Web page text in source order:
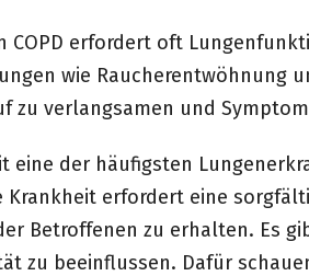
COPD erfordert oft
wie Raucherentwöhnung
zu verlangsamen und
eine der häufigsten
Krankheit erfordert eine
Betroffenen zu erhalten. Es
zu beeinflussen. Dafür